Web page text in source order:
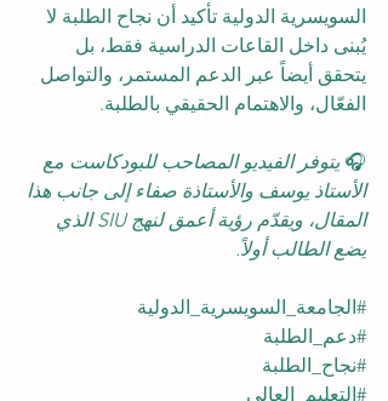
السويسرية الدولية تأكيد أن نجاح الطلبة لا
يُبنى داخل القاعات الدراسية فقط، بل
يتحقق أيضاً عبر الدعم المستمر، والتواصل
الفعّال، والاهتمام الحقيقي بالطلبة.
🎧 يتوفر الفيديو المصاحب للبودكاست مع
الأستاذ يوسف والأستاذة صفاء إلى جانب هذا
المقال، ويقدّم رؤية أعمق لنهج SIU الذي
يضع الطالب أولاً.
#الجامعة_السويسرية_الدولية
#دعم_الطلبة
#نجاح_الطلبة
#التعليم_العالي